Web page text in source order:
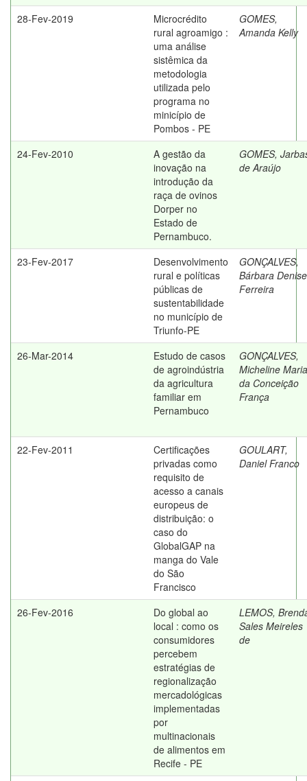
28-Fev-2019
Microcrédito
rural agroamigo :
uma análise
sistêmica da
metodologia
utilizada pelo
programa no
minicípio de
Pombos - PE
GOMES,
Amanda Kelly
24-Fev-2010
A gestão da
inovação na
introdução da
raça de ovinos
Dorper no
Estado de
Pernambuco.
GOMES,
de Araújo
23-Fev-2017
Desenvolvimento
rural e políticas
públicas de
sustentabilidade
no município de
Triunfo-PE
GONÇALVES,
Bárbara Denise
Ferreira
26-Mar-2014
Estudo de casos
de agroindústria
da agricultura
familiar em
Pernambuco
GONÇALVES,
Micheline Maria
da Conceição
França
22-Fev-2011
Certificações
privadas como
requisito de
acesso a canais
europeus de
distribuição: o
caso do
GlobalGAP na
manga do Vale
do São
Francisco
GOULART,
Daniel Franco
26-Fev-2016
Do global ao
local : como os
consumidores
percebem
estratégias de
regionalização
mercadológicas
implementadas
por
multinacionais
de alimentos em
Recife - PE
LEMOS,
Sales Meireles
de